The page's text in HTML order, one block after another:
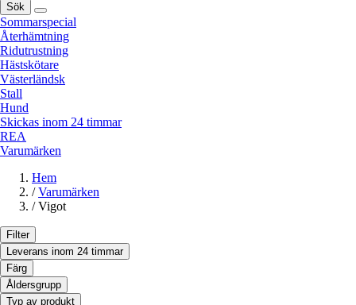
Sök
Sommarspecial
Återhämtning
Ridutrustning
Hästskötare
Västerländsk
Stall
Hund
Skickas inom 24 timmar
REA
Varumärken
Hem
/ Varumärken
/ Vigot
Filter
Leverans inom 24 timmar
Färg
Åldersgrupp
Typ av produkt